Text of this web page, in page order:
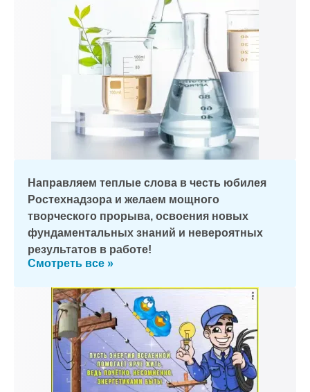
Направляем теплые слова в честь юбилея
Ростехнадзора и желаем мощного
творческого прорыва, освоения новых
фундаментальных знаний и невероятных
результатов в работе!
Смотреть все »